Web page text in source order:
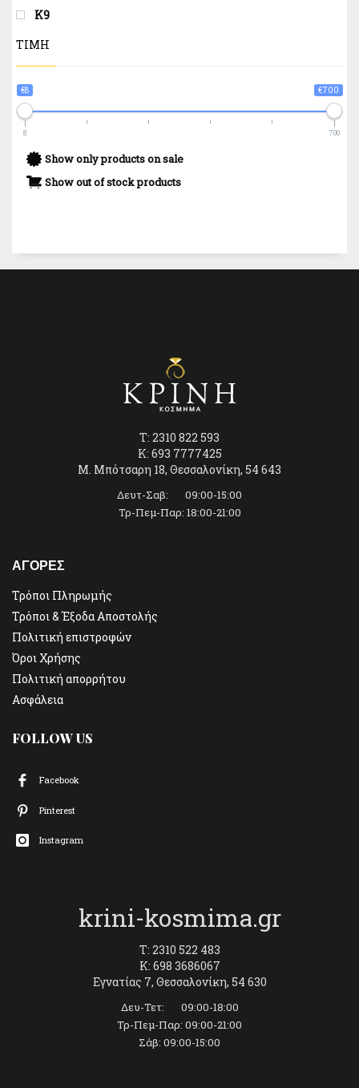
Κ9
ΤΙΜΗ
€8 €700
8 700
Show only products on sale
Show out of stock products
T: 2310 822 593
K: 693 7777425
Μ. Μπότσαρη 18, Θεσσαλονίκη, 54 643
Δευτ-Σαβ: 09:00-15:00
Τρ-Πεμ-Παρ: 18:00-21:00
ΑΓΟΡΕΣ
Τρόποι Πληρωμής
Τρόποι & Έξοδα Αποστολής
Πολιτική επιστροφών
Όροι Χρήσης
Πολιτική απορρήτου
Ασφάλεια
FOLLOW US
Facebook
Pinterest
Instagram
krini-kosmima.gr
T: 2310 522 483
K: 698 3686067
Εγνατίας 7, Θεσσαλονίκη, 54 630
Δευ-Τετ: 09:00-18:00
Τρ-Πεμ-Παρ: 09:00-21:00
Σάβ: 09:00-15:00